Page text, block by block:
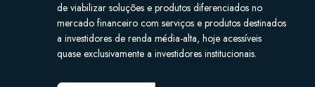
de viabilizar soluções e produtos diferenciados no
mercado financeiro com serviços e produtos destinados
a investidores de renda média-alta, hoje acessíveis
quase exclusivamente a investidores institucionais.